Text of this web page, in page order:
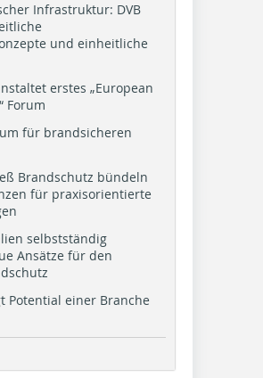
Infrastruktur: DVB
und einheitliche
erstes „European
Forum
für brandsicheren
Brandschutz bündeln
für praxisorientierte
selbstständig
Ansätze für den
Potential einer Branche